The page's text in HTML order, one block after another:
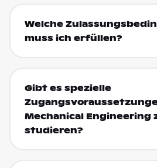
Welche
muss ich erfüllen?
Gibt es spezielle
Mechanical Engineering
studieren?